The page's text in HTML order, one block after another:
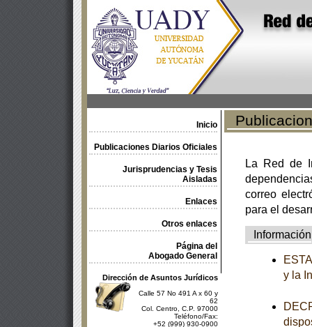
Inicio
Publicaciones Diarios Oficiales
Jurisprudencias y Tesis
Aisladas
Enlaces
Otros enlaces
Página del
Abogado General
Dirección de Asuntos Jurídicos
Calle 57 No 491 A x 60 y
62
Col. Centro, C.P. 97000
Teléfono/Fax:
+52 (999) 930-0900
La Red de
correo
para el
Información
y la